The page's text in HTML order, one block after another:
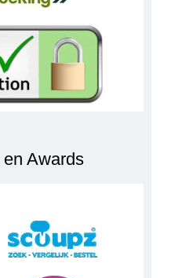
Awards